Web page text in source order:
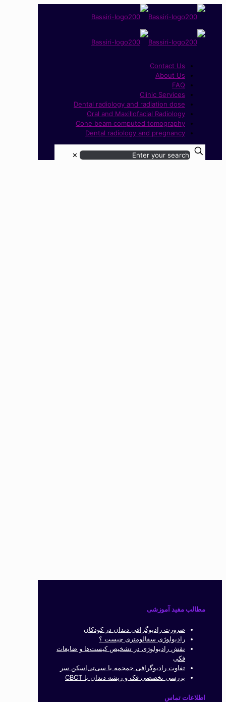
Contact Us
About Us
FAQ
Clinic Services
Dental radiology and radiation dose
Oral and Maxillofacial Radiology
Cone beam computed tomography
Dental radiology and pregnancy
✕
مطالب مفید آموزشی
ضرورت رادیوگرافی دندان در کودکان
رادیولوژی سفالومتری چیست ؟
نقش رادیولوژی در تشخیص کیست‌ها و ضایعات
فکی
تفاوت رادیوگرافی جمجمه با سی‌تی‌اسکن سر
بررسی تخصصی فک و ریشه دندان با CBCT
اطلاعات تماس